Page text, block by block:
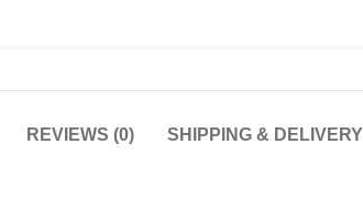
REVIEWS (0) SHIPPING & DELIVERY